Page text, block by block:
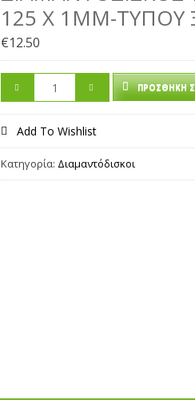
125 Χ 1MM-ΤΥΠΟΥ
€12.50
ΠΡΟΣΘΉΚΗ
Add To Wishlist
Κατηγορία: Διαμαντόδισκοι